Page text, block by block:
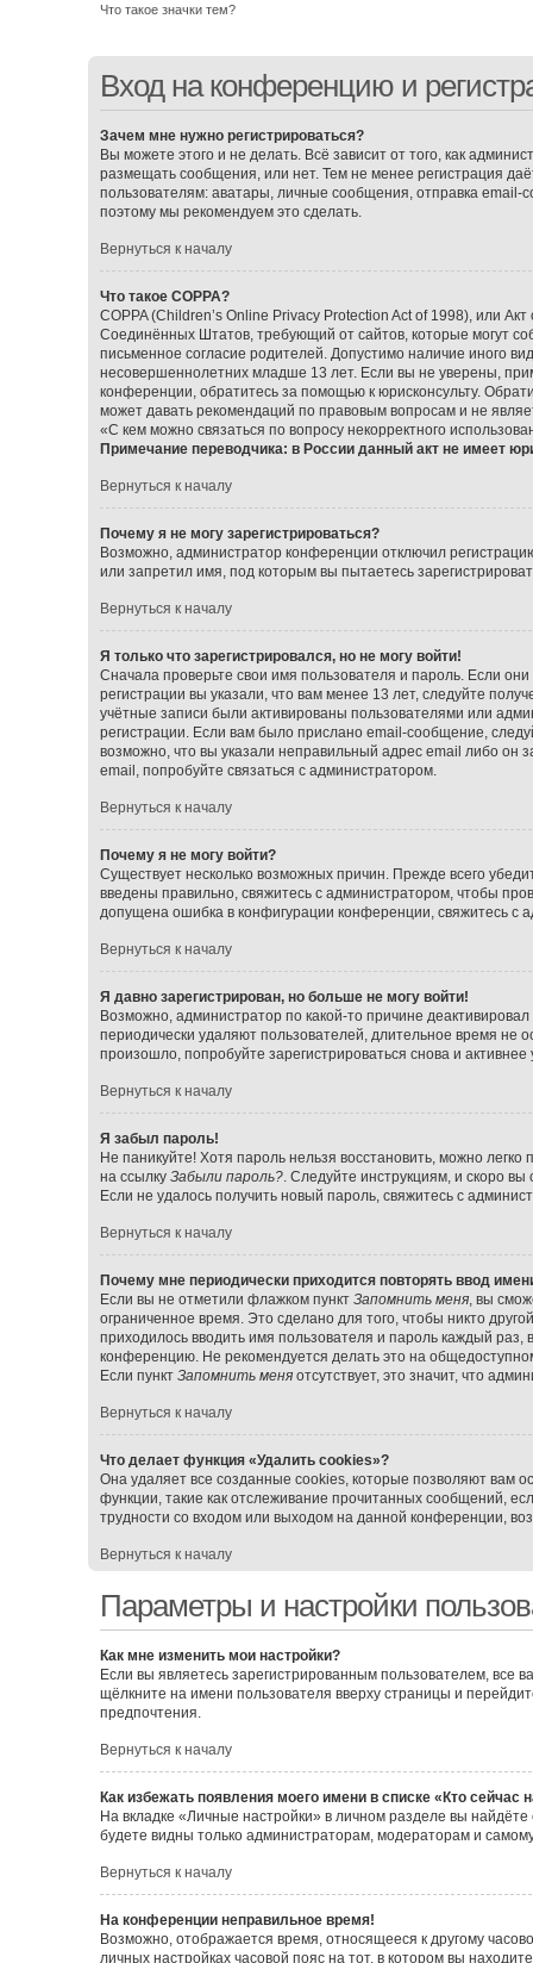
Что такое значки тем?
Вход на конференцию и
Зачем мне нужно регистрироваться?
Вы можете этого и не делать. Всё зависит от того, как
размещать сообщения, или нет. Тем не менее регистрация
пользователям: аватары, личные сообщения, отправка email-
поэтому мы рекомендуем это сделать.
Вернуться к началу
Что такое COPPA?
COPPA (Children’s Online Privacy Protection Act of 1998), или
Соединённых Штатов, требующий от сайтов, которые могут
письменное согласие родителей. Допустимо наличие иного
несовершеннолетних младше 13 лет. Если вы не уверены,
конференции, обратитесь за помощью к юрисконсульту.
может давать рекомендаций по правовым вопросам и не
«С кем можно связаться по вопросу некорректного
Примечание переводчика: в России данный акт не имеет
Вернуться к началу
Почему я не могу зарегистрироваться?
Возможно, администратор конференции отключил
или запретил имя, под которым вы пытаетесь
Вернуться к началу
Я только что зарегистрировался, но не могу войти!
Сначала проверьте свои имя пользователя и пароль. Если
регистрации вы указали, что вам менее 13 лет, следуйте
учётные записи были активированы пользователями или
регистрации. Если вам было прислано email-сообщение,
возможно, что вы указали неправильный адрес email либо он
email, попробуйте связаться с администратором.
Вернуться к началу
Почему я не могу войти?
Существует несколько возможных причин. Прежде всего
введены правильно, свяжитесь с администратором, чтобы
допущена ошибка в конфигурации конференции, свяжитесь с
Вернуться к началу
Я давно зарегистрирован, но больше не могу войти!
Возможно, администратор по какой-то причине
периодически удаляют пользователей, длительное время
произошло, попробуйте зарегистрироваться снова и активнее
Вернуться к началу
Я забыл пароль!
Не паникуйте! Хотя пароль нельзя восстановить, можно
на ссылку Забыли пароль?. Следуйте инструкциям, и скоро
Если не удалось получить новый пароль, свяжитесь с
Вернуться к началу
Почему мне периодически приходится повторять ввод
Если вы не отметили флажком пункт Запомнить меня, вы
ограниченное время. Это сделано для того, чтобы никто
приходилось вводить имя пользователя и пароль каждый
конференцию. Не рекомендуется делать это на
Если пункт Запомнить меняотсутствует, это значит, что
Вернуться к началу
Что делает функция «Удалить cookies»?
Она удаляет все созданные cookies, которые позволяют вам
функции, такие как отслеживание прочитанных сообщений,
трудности со входом или выходом на данной конференции,
Вернуться к началу
Параметры и настройки
Как мне изменить мои настройки?
Если вы являетесь зарегистрированным пользователем, все
щёлкните на имени пользователя вверху страницы и
предпочтения.
Вернуться к началу
Как избежать появления моего имени в списке «Кто сейчас
На вкладке «Личные настройки» в личном разделе вы
будете видны только администраторам, модераторам и
Вернуться к началу
На конференции неправильное время!
Возможно, отображается время, относящееся к другому
личных настройках часовой пояс на тот, в котором вы